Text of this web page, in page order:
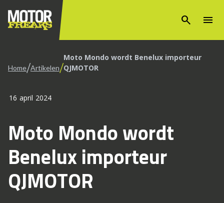
search menu
Home/Artikelen/Moto Mondo wordt Benelux importeur
QJMOTOR
16 april 2024
Moto Mondo wordt
Benelux importeur
QJMOTOR